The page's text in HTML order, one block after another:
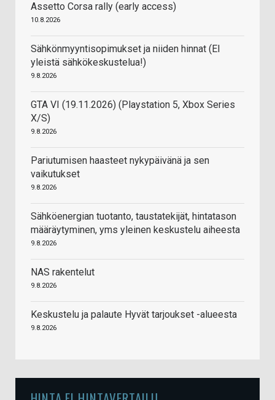
Assetto Corsa rally (early access)
10.8.2026
Sähkönmyyntisopimukset ja niiden hinnat (EI
yleistä sähkökeskustelua!)
9.8.2026
GTA VI (19.11.2026) (Playstation 5, Xbox Series
X/S)
9.8.2026
Pariutumisen haasteet nykypäivänä ja sen
vaikutukset
9.8.2026
Sähköenergian tuotanto, taustatekijät, hintatason
määräytyminen, yms yleinen keskustelu aiheesta
9.8.2026
NAS rakentelut
9.8.2026
Keskustelu ja palaute Hyvät tarjoukset -alueesta
9.8.2026